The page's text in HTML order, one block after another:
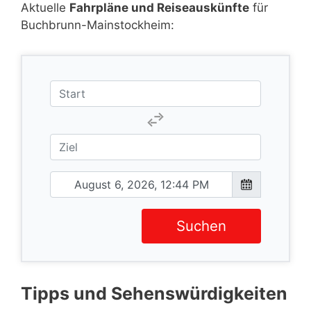
Aktuelle Fahrpläne und Reiseauskünfte für
Buchbrunn-Mainstockheim:
Suchen
Tipps und Sehenswürdigkeiten